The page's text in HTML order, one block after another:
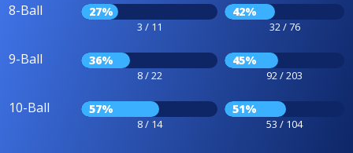
8-Ball 27%
3 / 11
42%
32 / 76
9-Ball 36%
8 / 22
45%
92 / 203
10-Ball 57%
8 / 14
51%
53 / 104